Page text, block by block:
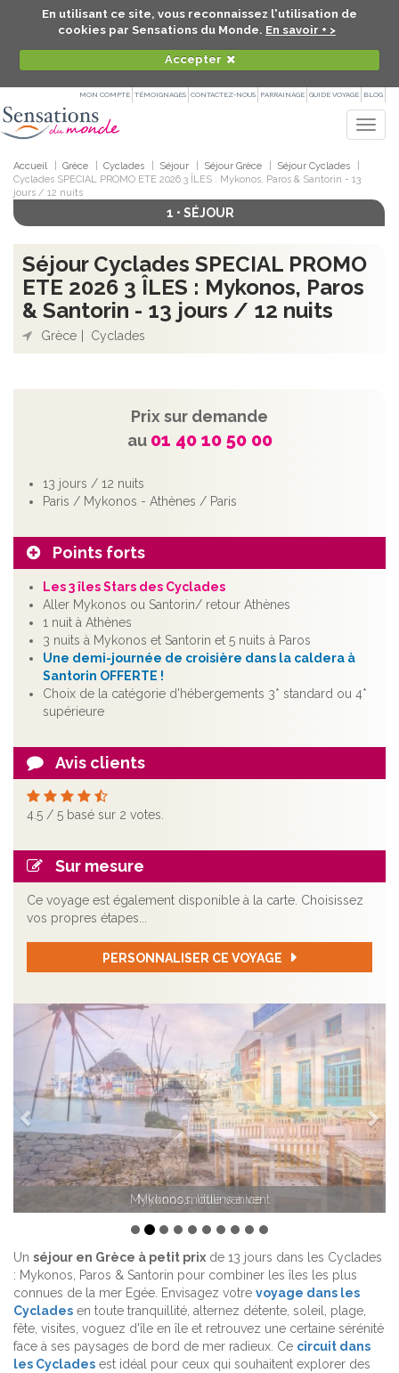
En utilisant ce site, vous reconnaissez l'utilisation de
cookies par Sensations du Monde. En savoir + >
Accepter
MON COMPTE TÉMOIGNAGES CONTACTEZ-NOUS PARRAINAGE GUIDE VOYAGE BLOG
Accueil Grèce Cyclades Séjour Séjour Grèce
Séjour Cyclades
Cyclades SPECIAL PROMO ETE 2026 3 ÎLES : Mykonos, Paros & Santorin - 13
jours / 12 nuits
1 • SÉJOUR
Séjour Cyclades SPECIAL PROMO
ETE 2026 3 ÎLES : Mykonos, Paros
& Santorin - 13 jours / 12 nuits
Grèce Cyclades
Prix sur demande
au 01 40 10 50 00
13 jours / 12 nuits
Paris / Mykonos - Athènes / Paris
Points forts
Les 3 îles Stars des Cyclades
Aller Mykonos ou Santorin/ retour Athènes
1 nuit à Athènes
3 nuits à Mykonos et Santorin et 5 nuits à Paros
Une demi-journée de croisière dans la caldera à
Santorin OFFERTE !
Choix de la catégorie d'hébergements 3* standard ou 4*
supérieure
Avis clients
4.5 / 5 basé sur 2 votes.
Sur mesure
Ce voyage est également disponible à la carte. Choisissez
vos propres étapes...
PERSONNALISER CE VOYAGE
Mykonos, little venice
Précédent
Un séjour en Grèce à petit prix de 13 jours dans les Cyclades
: Mykonos, Paros & Santorin pour combiner les îles les plus
connues de la mer Egée. Envisagez votre voyage dans les
Cyclades en toute tranquillité, alternez détente, soleil, plage,
fête, visites, voguez d'île en île et retrouvez une certaine sérénité
face à ses paysages de bord de mer radieux. Ce circuit dans
les Cyclades est idéal pour ceux qui souhaitent explorer des